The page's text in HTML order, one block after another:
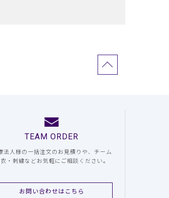
TEAM ORDER
法人様の一括注文のお見積りや、チーム
・刺繍などお気軽にご相談ください。
お問い合わせはこちら